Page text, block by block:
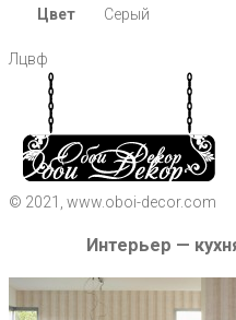
Цвет Серый
Лцвф
© 2021, www.oboi-decor.com
Интерьер —